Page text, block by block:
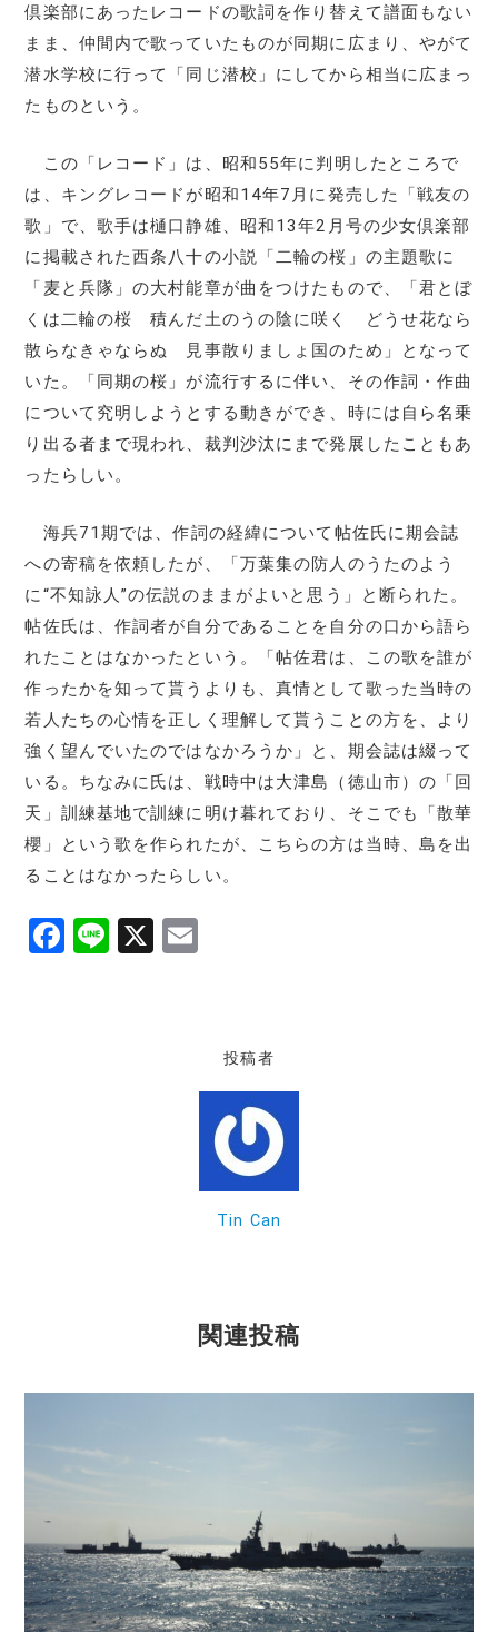
倶楽部にあったレコードの歌詞を作り替えて譜面もない
まま、仲間内で歌っていたものが同期に広まり、やがて
潜水学校に行って「同じ潜校」にしてから相当に広まっ
たものという。
この「レコード」は、昭和55年に判明したところで
は、キングレコードが昭和14年7月に発売した「戦友の
歌」で、歌手は樋口静雄、昭和13年2月号の少女倶楽部
に掲載された西条八十の小説「二輪の桜」の主題歌に
「麦と兵隊」の大村能章が曲をつけたもので、「君とぼ
くは二輪の桜 積んだ土のうの陰に咲く どうせ花なら
散らなきゃならぬ 見事散りましょ国のため」となって
いた。「同期の桜」が流行するに伴い、その作詞・作曲
について究明しようとする動きができ、時には自ら名乗
り出る者まで現われ、裁判沙汰にまで発展したこともあ
ったらしい。
海兵71期では、作詞の経緯について帖佐氏に期会誌
への寄稿を依頼したが、「万葉集の防人のうたのよう
に“不知詠人”の伝説のままがよいと思う」と断られた。
帖佐氏は、作詞者が自分であることを自分の口から語ら
れたことはなかったという。「帖佐君は、この歌を誰が
作ったかを知って貰うよりも、真情として歌った当時の
若人たちの心情を正しく理解して貰うことの方を、より
強く望んでいたのではなかろうか」と、期会誌は綴って
いる。ちなみに氏は、戦時中は大津島（徳山市）の「回
天」訓練基地で訓練に明け暮れており、そこでも「散華
櫻」という歌を作られたが、こちらの方は当時、島を出
ることはなかったらしい。
F
Li X
投稿者
Tin Can
関連投稿